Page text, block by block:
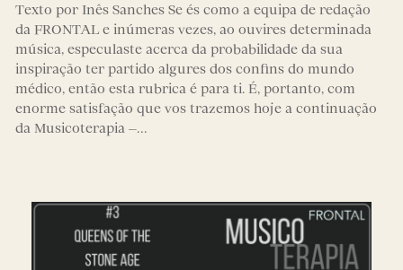
Texto por Inês Sanches Se és como a equipa de redação
da FRONTAL e inúmeras vezes, ao ouvires determinada
música, especulaste acerca da probabilidade da sua
inspiração ter partido algures dos confins do mundo
médico, então esta rubrica é para ti. É, portanto, com
enorme satisfação que vos trazemos hoje a continuação
da Musicoterapia –…